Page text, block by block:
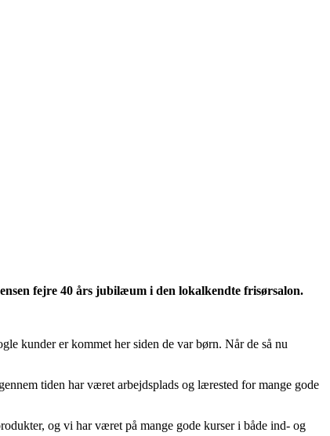
fejre 40 års jubilæum i den lokalkendte frisørsalon.
kunder er kommet her siden de var børn. Når de så nu
tiden har været arbejdsplads og lærested for mange gode
og vi har været på mange gode kurser i både ind- og